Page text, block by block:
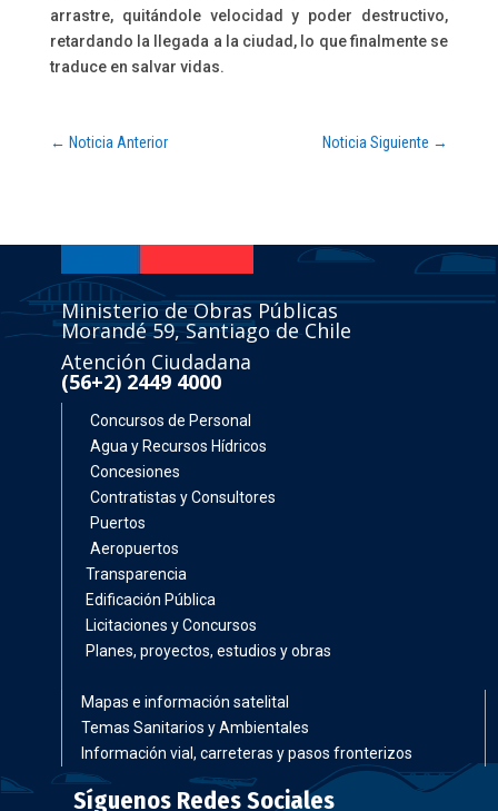
arrastre, quitándole velocidad y poder destructivo,
retardando la llegada a la ciudad, lo que finalmente se
traduce en salvar vidas.
← Noticia Anterior Noticia Siguiente →
Ministerio de Obras Públicas
Morandé 59, Santiago de Chile
Atención Ciudadana
(56+2) 2449 4000
Concursos de Personal
Agua y Recursos Hídricos
Concesiones
Contratistas y Consultores
Puertos
Aeropuertos
Transparencia
Edificación Pública
Licitaciones y Concursos
Planes, proyectos, estudios y obras
Mapas e información satelital
Temas Sanitarios y Ambientales
Información vial, carreteras y pasos fronterizos
Síguenos Redes Sociales